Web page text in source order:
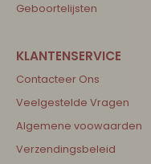
Geboortelijsten
Contacteer Ons
Veelgestelde Vragen
Algemene voowaarden
Verzendingsbeleid